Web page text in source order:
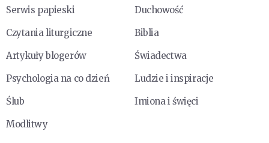
Serwis papieski
Duchowość
Czytania liturgiczne
Biblia
Artykuły blogerów
Świadectwa
Psychologia na co dzień
Ludzie i inspiracje
Ślub
Imiona i święci
Modlitwy